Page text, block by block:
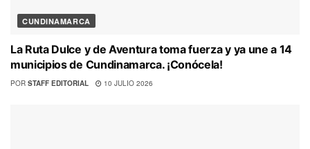
CUNDINAMARCA
La Ruta Dulce y de Aventura toma fuerza y ya une a 14
municipios de Cundinamarca. ¡Conócela!
POR STAFF EDITORIAL 10 JULIO 2026